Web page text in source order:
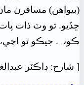
(بيواهن) مسافرن
ڇڏيو. تو وٽ ذات
ڪونہ. جيڪو ٿو اچي،
[ شارح: ڊاڪٽر